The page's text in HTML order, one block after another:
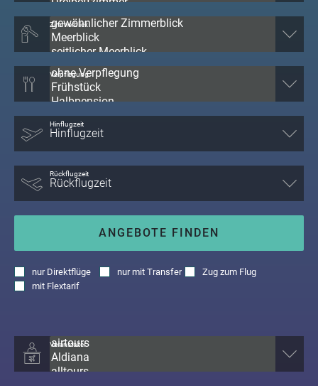
Zimmerblick
ANGEBOTE FINDEN
nur Direktflüge nurmit Transfer
Zug zum Flug
mit Flextarif
Verpflegung
Hinflugzeit
Rückflugzeit
Veranstalter